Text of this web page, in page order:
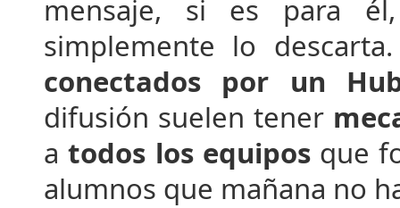
mensaje, si es para
simplemente lo
conectados por un
difusión suelen tener
atodos los equiposque
alumnos que mañana no